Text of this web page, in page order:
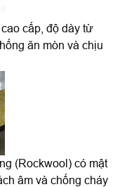
cấp, độ dày từ
ăn mòn và chịu
(Rockwool) có mật
âm và chống cháy